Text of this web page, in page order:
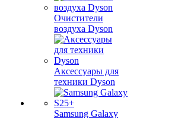
Очистители
воздуха Dyson
Аксессуары для
техники Dyson
Samsung Galaxy